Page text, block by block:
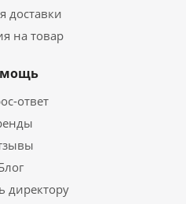
доставки
на товар
ответ
директору